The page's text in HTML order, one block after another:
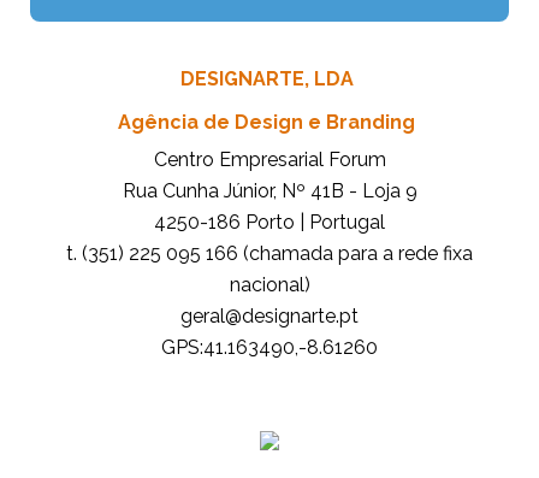
DESIGNARTE, LDA
Agência de Design e Branding
Centro Empresarial Forum
Rua Cunha Júnior, Nº 41B - Loja 9
4250-186 Porto | Portugal
t. (351) 225 095 166 (chamada para a rede fixa
nacional)
tp.etrangised@lareg
GPS:41.163490,-8.61260